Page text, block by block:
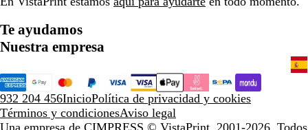
Te ayudamos
Nuestra empresa
932 204 456InicioPolítica de privacidad y cookies
Términos y condicionesAviso legal
Una empresa de CIMPRESS © VistaPrint, 2001-2026. Todos